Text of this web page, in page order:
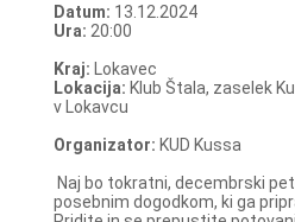
Datum: 13.12.2024
Ura: 20:00
Kraj: Lokavec
Lokacija: Klub Štala, zaselek
v Lokavcu
Organizator: KUD Kussa
Naj bo tokratni, decembrski
posebnim dogodkom, ki ga